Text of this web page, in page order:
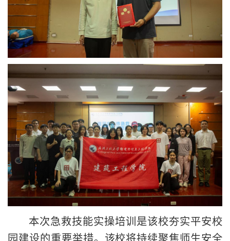
本次急救技能实操培训是该校夯实平安校
园建设的重要举措。该校将持续聚焦师生安全